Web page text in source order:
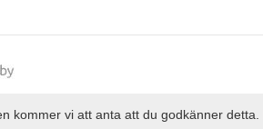
kommer vi att anta att du godkänner detta.